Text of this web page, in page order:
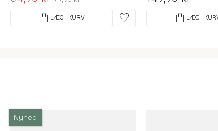
shopping_bag LÆG I KURV favorite shopping_bag LÆG I
Nyhed